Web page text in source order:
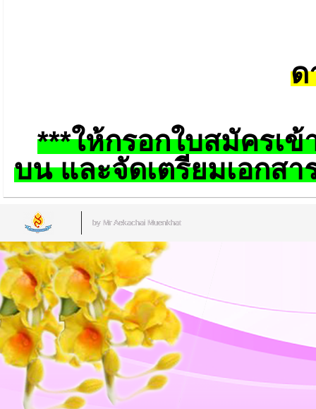
ด
***ให้กรอกใบสมัครเ
บนและจัดเตรียมเอกส
by Mr.Aekachai Muenkhat